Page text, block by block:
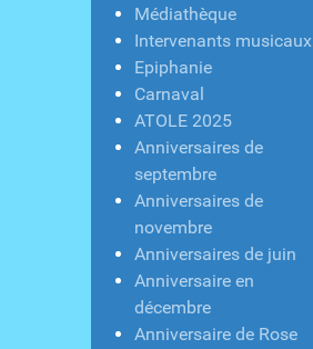
Médiathèque
Intervenants musicaux
Epiphanie
Carnaval
ATOLE 2025
Anniversaires de
septembre
Anniversaires de
novembre
Anniversaires de juin
Anniversaire en
décembre
Anniversaire de Rose